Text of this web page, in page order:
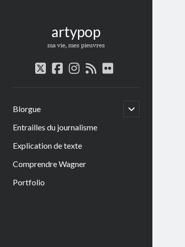
artypop
ma vie, mes pieuvres
twitterfacebook
instagram
rssflickr
Blorgue
open
child
Entrailles du journalisme
Explication de texte
Comprendre Wagner
Portfolio